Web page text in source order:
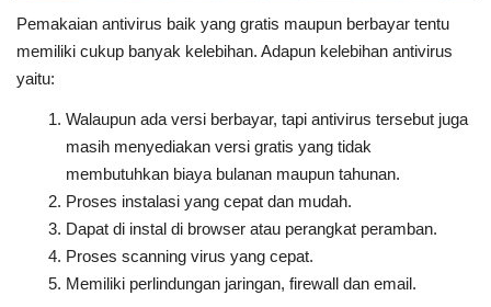
Pemakaian antivirus baik yang gratis maupun berbayar tentu
memiliki cukup banyak kelebihan. Adapun kelebihan antivirus
yaitu:
Walaupun ada versi berbayar, tapi antivirus tersebut juga
masih menyediakan versi gratis yang tidak
membutuhkan biaya bulanan maupun tahunan.
Proses instalasi yang cepat dan mudah.
Dapat di instal di browser atau perangkat peramban.
Proses scanning virus yang cepat.
Memiliki perlindungan jaringan, firewall dan email.